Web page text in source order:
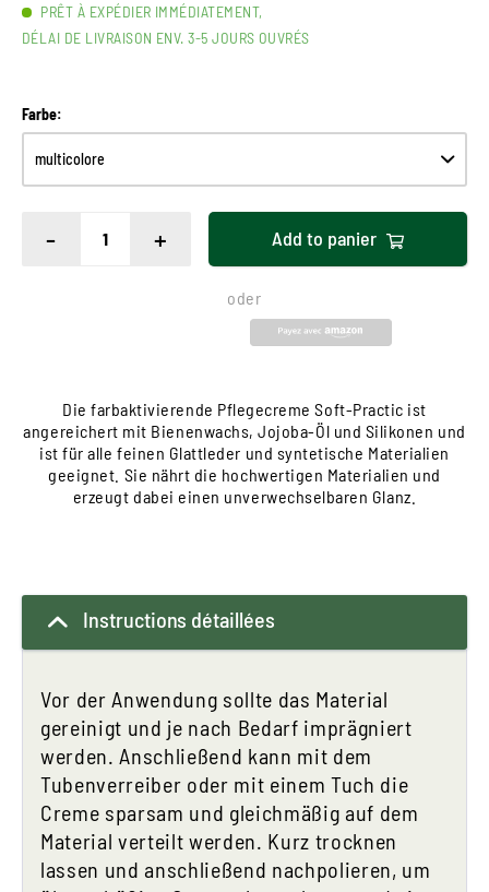
PRÊT À EXPÉDIER IMMÉDIATEMENT,
DÉLAI DE LIVRAISON ENV. 3-5 JOURS OUVRÉS
Farbe:
- + Add to panier
oder
Die farbaktivierende Pflegecreme Soft-Practic ist
angereichert mit Bienenwachs, Jojoba-Öl und Silikonen und
ist für alle feinen Glattleder und syntetische Materialien
geeignet. Sie nährt die hochwertigen Materialien und
erzeugt dabei einen unverwechselbaren Glanz.
Instructions détaillées
Vor der Anwendung sollte das Material
gereinigt und je nach Bedarf imprägniert
werden. Anschließend kann mit dem
Tubenverreiber oder mit einem Tuch die
Creme sparsam und gleichmäßig auf dem
Material verteilt werden. Kurz trocknen
lassen und anschließend nachpolieren, um